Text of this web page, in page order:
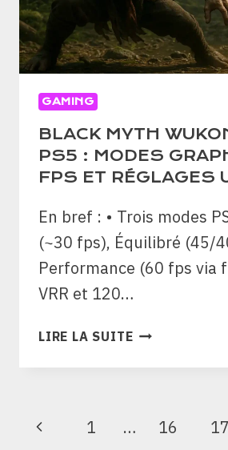
GAMING
BLACK MYTH
PS5 : MODES
FPS ET RÉGLAGES
En bref : • Trois modes
(~30 fps), Équilibré (45/
Performance (60 fps via
VRR et 120…
LIRE LA SUITEBLACK
WUKONG
:
NAVIGATION
Page
1 … 16 17